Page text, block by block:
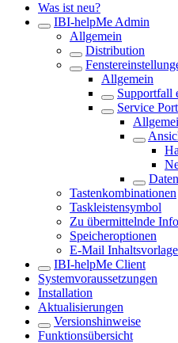
Was ist neu?
IBI-helpMe Admin
Allgemein
Distribution
Allgemein
Supportfall
Service
Tastenkombinationen
Taskleistensymbol
Zu übermittelnde
Speicheroptionen
E-Mail
IBI-helpMe Client
Systemvoraussetzungen
Installation
Aktualisierungen
Versionshinweise
Funktionsübersicht